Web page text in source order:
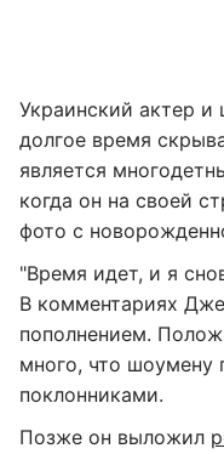
Украинский актер и
долгое время
является
когда он на своей
фото с
"Время идет, и я
В комментариях
пополнением.
много, что шоумену
поклонниками.
Позже он выложил